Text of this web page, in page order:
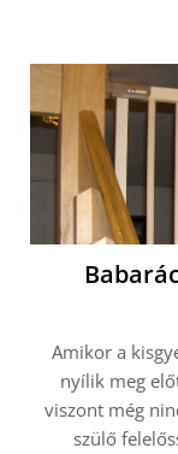
Amikor a
nyílik meg
viszont még
szülő